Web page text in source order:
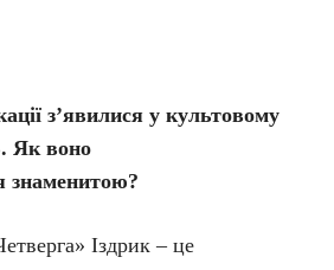
з’явилися у культовому
Як воно
знаменитою?
Іздрик – це